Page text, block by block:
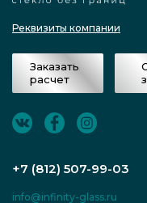
Реквизиты компании
Заказать
расчет
+7 (812) 507-99-03
info@infinity-glass.ru